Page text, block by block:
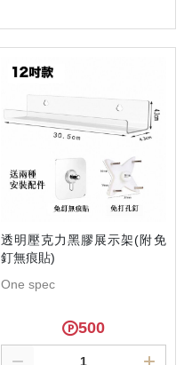
透明壓克力黑膠展示架(附免
釘無痕貼)
One spec
500